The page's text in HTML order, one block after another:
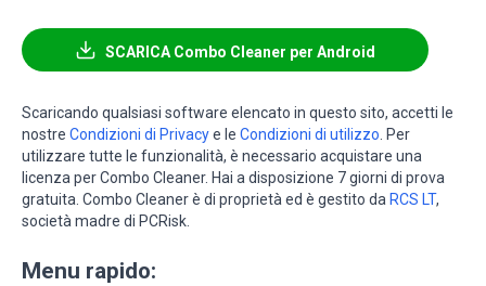
SCARICA Combo Cleaner per Android
Scaricando qualsiasi software elencato in questo sito, accetti le
nostre Condizioni di Privacye le Condizioni di utilizzo . Per
utilizzare tutte le funzionalità, è necessario acquistare una
licenza per Combo Cleaner. Hai a disposizione 7 giorni di prova
gratuita. Combo Cleaner è di proprietà ed è gestito da RCS LT,
società madre di PCRisk.
Menu rapido: